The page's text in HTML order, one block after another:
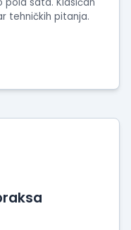
tehničkih pitanja.